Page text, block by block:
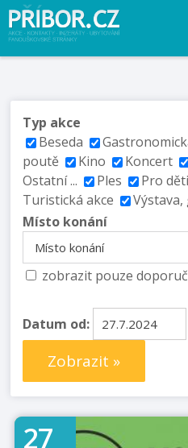
Typ akce
Beseda
poutě
Kino Koncert
Ostatní ...
Ples Pro děti
Turistická akce
Výstava,
Místo konání
zobrazit pouze
Datum od:
Zobrazit »
27